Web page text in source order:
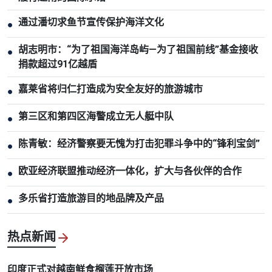
● 通过潘切求鱼节宣传保护海洋文化
● 胡志明市：“为了祖国海洋岛屿—为了祖国前线”基金接收
捐款超过91亿越盾
● 嘉莱省将归仁打造成为安全友好的旅游城市
● 第三区和第四区海警成立无人艇中队
● 陈青敏：经济警察要无愧为打击犯罪斗争中的“锋利宝剑”
● 欧亚经济联盟推动经济一体化，扩大与各伙伴的合作
● 多乐省打造旅游目的地品牌及产品
热点新闻
印度正式对越南鲜食榴莲开放市场